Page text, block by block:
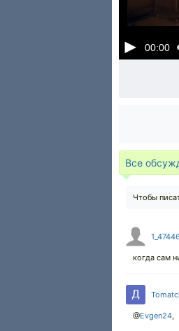
00:00
Все
Чтобы
когда сам
@Evgen24,